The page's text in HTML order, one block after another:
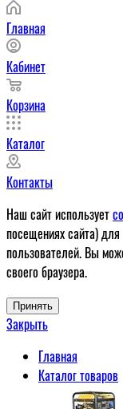
Главная
Кабинет
Корзина
Каталог
Контакты
Наш сайт использует
посещениях сайта)
пользователей. Вы
своего браузера.
Принять
Закрыть
Главная
Каталог товаров